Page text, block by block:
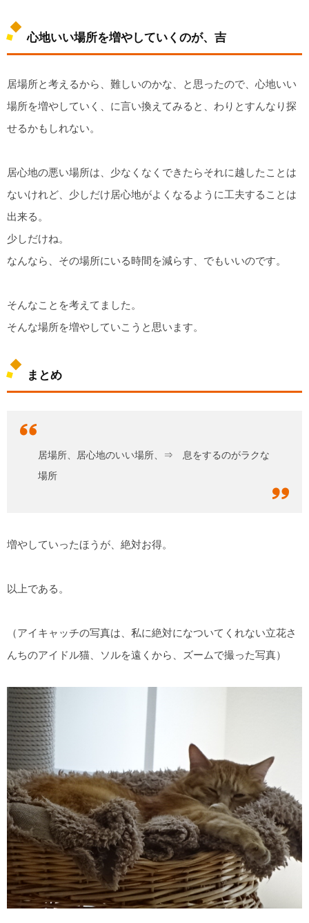
心地いい場所を増やしていくのが、吉
居場所と考えるから、難しいのかな、と思ったので、心地いい
場所を増やしていく、に言い換えてみると、わりとすんなり探
せるかもしれない。
居心地の悪い場所は、少なくなくできたらそれに越したことは
ないけれど、少しだけ居心地がよくなるように工夫することは
出来る。
少しだけね。
なんなら、その場所にいる時間を減らす、でもいいのです。
そんなことを考えてました。
そんな場所を増やしていこうと思います。
まとめ
居場所、居心地のいい場所、⇒ 息をするのがラクな
場所
増やしていったほうが、絶対お得。
以上である。
（アイキャッチの写真は、私に絶対になついてくれない立花さ
んちのアイドル猫、ソルを遠くから、ズームで撮った写真）